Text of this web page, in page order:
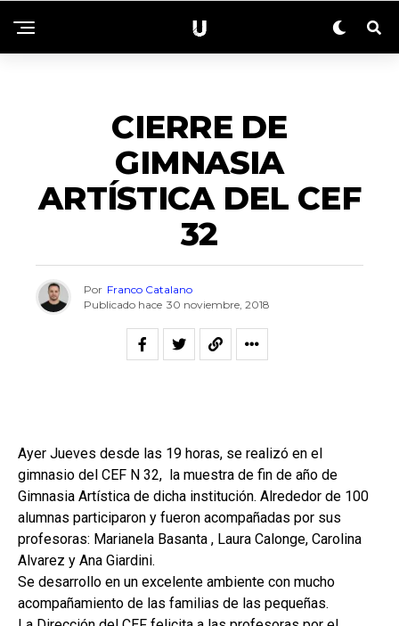
CIERRE DE
GIMNASIA
ARTÍSTICA DEL CEF
32
Por Franco Catalano
Publicado hace 30 noviembre, 2018
Ayer Jueves desde las 19 horas, se realizó en el
gimnasio del CEF N 32, la muestra de fin de año de
Gimnasia Artística de dicha institución. Alrededor de 100
alumnas participaron y fueron acompañadas por sus
profesoras: Marianela Basanta , Laura Calonge, Carolina
Alvarez y Ana Giardini.
Se desarrollo en un excelente ambiente con mucho
acompañamiento de las familias de las pequeñas.